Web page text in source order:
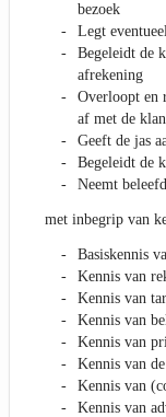
bezoek
Legt
Begeleidt de
afrekening
Overloopt en
af met de
Geeft de jas
Begeleidt de
Neemt
met inbegrip van
Basiskennis
Kennis van
Kennis van
Kennis van
Kennis van
Kennis van
Kennis van
Kennis van